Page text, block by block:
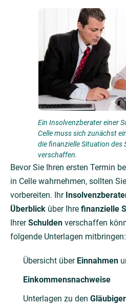
Ein Insolvenzberater einer
Celle muss sich zunächst
die finanzielle Situation des
verschaffen.
Bevor Sie Ihren ersten Termin
in Celle wahrnehmen, sollten
vorbereiten. Ihr
Überblick über Ihre finanzielle
IhrerSchulden verschaffen
folgende Unterlagen mitbringen:
Übersicht über Einnahmen
Einkommensnachweise
Unterlagen zu den